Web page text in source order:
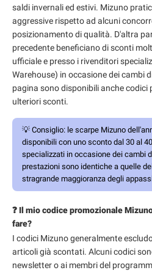
saldi invernali ed estivi. Mizuno
aggressive rispetto ad alcuni
posizionamento di qualità. D'altra
precedente beneficiano di sconti
ufficiale e presso i rivenditori
Warehouse) in occasione dei cambi
pagina sono disponibili anche codici
ulteriori sconti.
💡 Consiglio: le scarpe Mizuno
disponibili con uno sconto dal 30 al
specializzati in occasione dei cambi
prestazioni sono identiche a quelle
stragrande maggioranza degli
❓ Il mio codice promozionale
fare?
I codici Mizuno generalmente
articoli già scontati. Alcuni codici
newsletter o ai membri del